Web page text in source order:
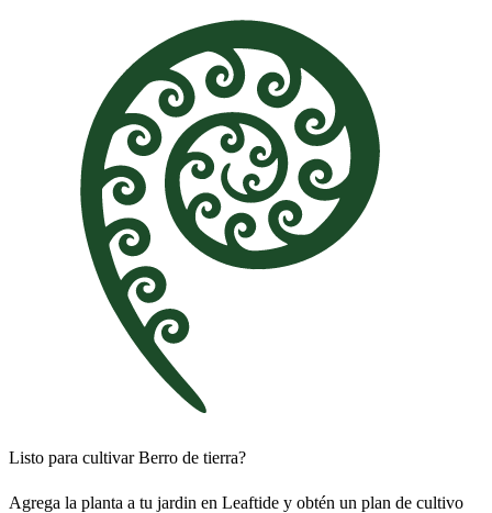
Listo para cultivar Berro de tierra?
Agrega la planta a tu jardin en Leaftide y obtén un plan de cultivo